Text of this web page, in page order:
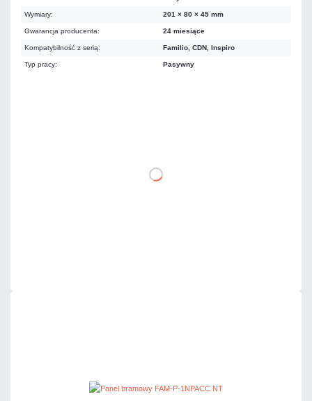
Wymiary: 201 × 80 × 45 mm
Gwarancja producenta: 24 miesiące
Kompatybilność z serią: Familio, CDN, Inspiro
Typ pracy: Pasywny
DO KOSZYKA